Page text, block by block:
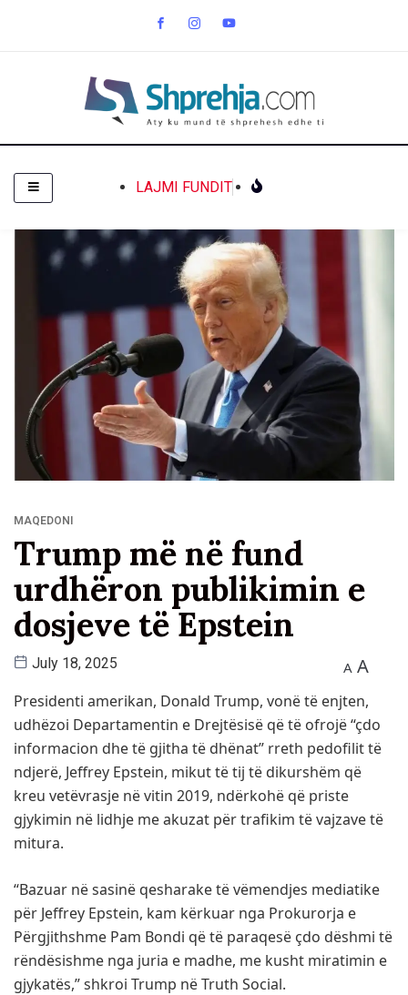
LAJMI FUNDIT
MAQEDONI
Trump më në fund
urdhëron publikimin e
dosjeve të Epstein
July 18, 2025 A A
Presidenti amerikan, Donald Trump, vonë të enjten,
udhëzoi Departamentin e Drejtësisë që të ofrojë “çdo
informacion dhe të gjitha të dhënat” rreth pedofilit të
ndjerë, Jeffrey Epstein, mikut të tij të dikurshëm që
kreu vetëvrasje në vitin 2019, ndërkohë që priste
gjykimin në lidhje me akuzat për trafikim të vajzave të
mitura.
“Bazuar në sasinë qesharake të vëmendjes mediatike
për Jeffrey Epstein, kam kërkuar nga Prokurorja e
Përgjithshme Pam Bondi që të paraqesë çdo dëshmi të
rëndësishme nga juria e madhe, me kusht miratimin e
gjykatës,” shkroi Trump në Truth Social.